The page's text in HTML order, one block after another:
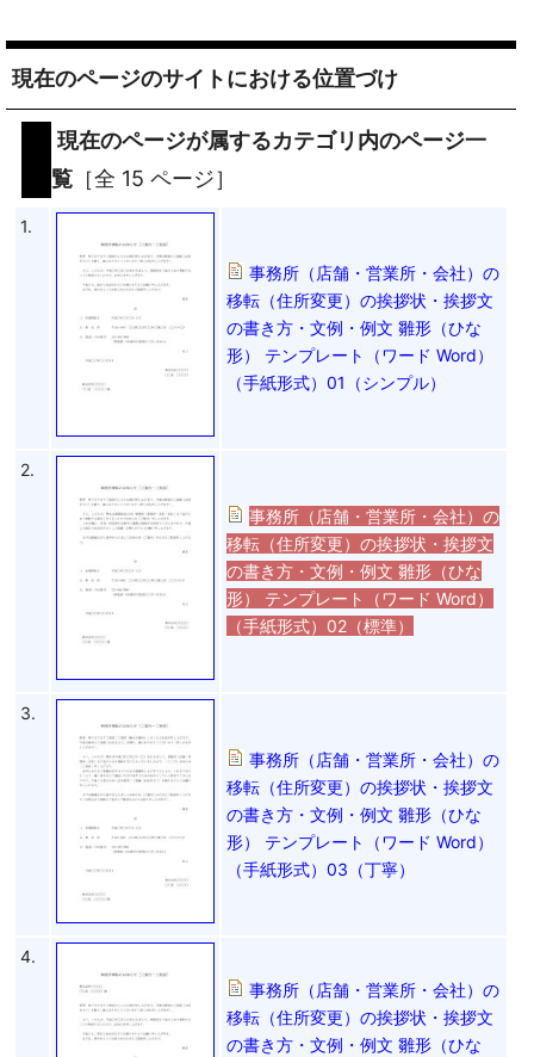
現在のページのサイトにおける位置づけ
現在のページが属するカテゴリ内のページ一
覧 ［全 15 ページ］
1.
事務所（店舗・営業所・会社）の
移転（住所変更）の挨拶状・挨拶文
の書き方・文例・例文 雛形（ひな
形） テンプレート（ワード Word）
（手紙形式）01（シンプル）
2.
事務所（店舗・営業所・会社）の
移転（住所変更）の挨拶状・挨拶文
の書き方・文例・例文 雛形（ひな
形） テンプレート（ワード Word）
（手紙形式）02（標準）
3.
事務所（店舗・営業所・会社）の
移転（住所変更）の挨拶状・挨拶文
の書き方・文例・例文 雛形（ひな
形） テンプレート（ワード Word）
（手紙形式）03（丁寧）
4.
事務所（店舗・営業所・会社）の
移転（住所変更）の挨拶状・挨拶文
の書き方・文例・例文 雛形（ひな